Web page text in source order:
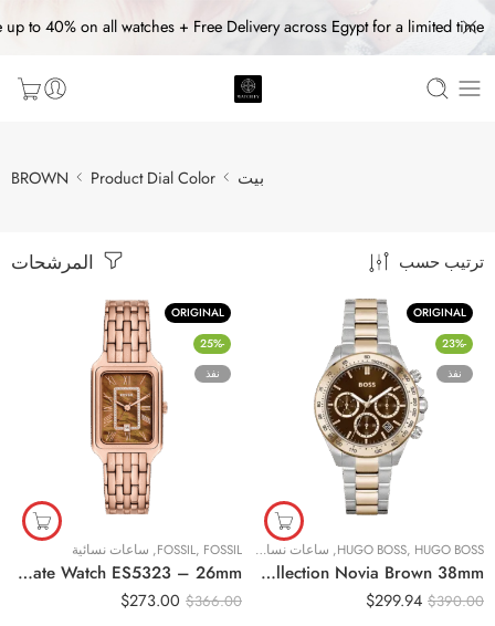
up to 40% on all watches + Free Delivery across Egypt for a limited time
بيت Product Dial Color
BROWN
المرشحات ترتيب حسب
ORIGINAL
-23%
نفذ
HUGO BOSS, HUGO BOSS
, ساعات نسائية
Original BOSS Analogue 1502617 Multifunction Quartz Watch for Women Collection Novia Brown 38mm
$390.00
$299.94
ORIGINAL
-25%
نفذ
FOSSIL, FOSSIL
, ساعات نسائية
Original Fossil Raquel Three-Hand Date Watch ES5323 – 26mm
$366.00
$273.00